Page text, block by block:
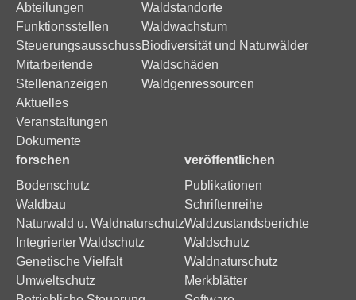
Abteilungen
Funktionsstellen
Steuerungsausschuss
Mitarbeitende
Stellenanzeigen
Aktuelles
Veranstaltungen
Dokumente
Waldstandorte
Waldwachstum
Biodiversität und Naturwälder
Waldschäden
Waldgenressourcen
forschen
Bodenschutz
Waldbau
Naturwald u. Waldnaturschutz
Integrierter Waldschutz
Genetische Vielfalt
Umweltschutz
veröffentlichen
Publikationen
Schriftenreihe
Waldzustandsberichte
Waldschutz
Waldnaturschutz
Merkblätter